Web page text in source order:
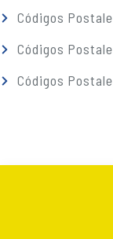
Códigos
Códigos
Códigos